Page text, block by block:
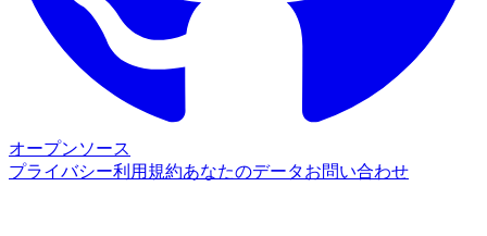
オープンソース
プライバシー利用規約あなたのデータお問い合わせ